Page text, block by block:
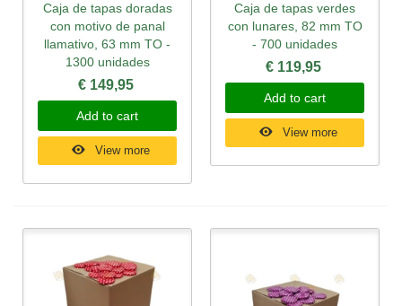
Caja de tapas doradas
con motivo de panal
llamativo, 63 mm TO -
1300 unidades
€ 149,95
Add to cart
View more
Caja de tapas verdes
con lunares, 82 mm TO
- 700 unidades
€ 119,95
Add to cart
View more